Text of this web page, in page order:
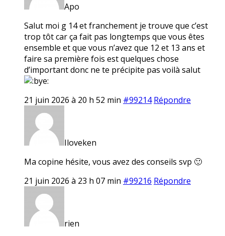
Apo
Salut moi g 14 et franchement je trouve que c’est
trop tôt car ça fait pas longtemps que vous êtes
ensemble et que vous n’avez que 12 et 13 ans et
faire sa première fois est quelques chose
d’important donc ne te précipite pas voilà salut
21 juin 2026 à 20 h 52 min #99214 Répondre
Iloveken
Ma copine hésite, vous avez des conseils svp 🙂
21 juin 2026 à 23 h 07 min #99216 Répondre
rien